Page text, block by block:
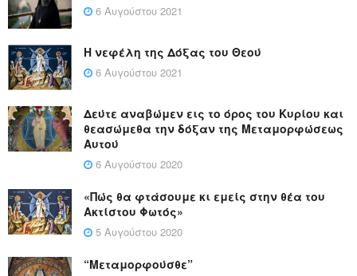
6 Αυγούστου 2021
Η νεφέλη της Δόξας του Θεού
6 Αυγούστου 2021
Δεύτε αναβώμεν εις το όρος του Κυρίου και
θεασώμεθα την δόξαν της Μεταμορφώσεως
Αυτού
6 Αυγούστου 2020
«Πώς θα φτάσουμε κι εμείς στην θέα του
Ακτίστου Φωτός»
5 Αυγούστου 2020
“Μεταμορφούσθε”